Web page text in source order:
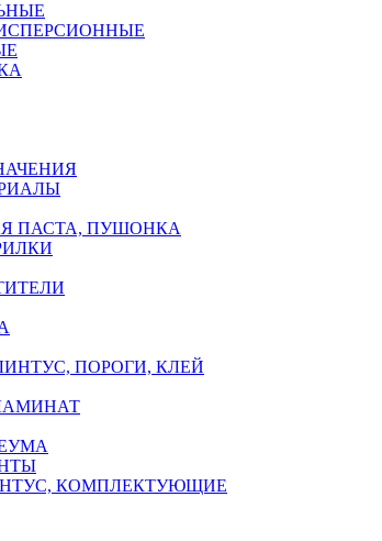
ПАСТА, ПУШОНКА
ПОРОГИ, КЛЕЙ
КОМПЛЕКТУЮЩИЕ